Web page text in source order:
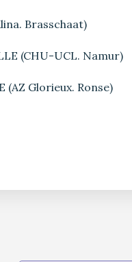
Brasschaat)
(CHU-UCL. Namur)
(AZ Glorieux. Ronse)